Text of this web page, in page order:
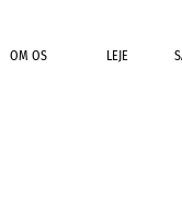
OM OS LEJE